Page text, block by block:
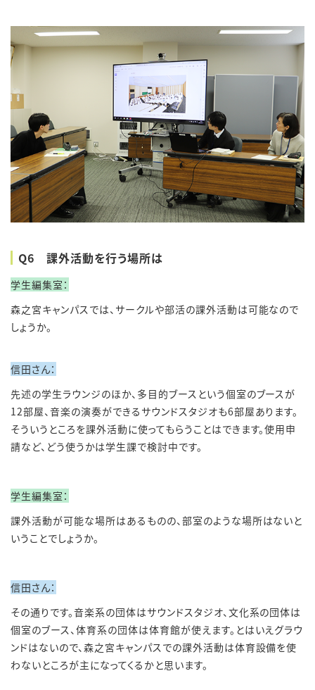
Q6 課外活動を行う場所は
学生編集室：
森之宮キャンパスでは、サークルや部活の課外活動は可能なので
しょうか。
信田さん：
先述の学生ラウンジのほか、多目的ブースという個室のブースが
12部屋、音楽の演奏ができるサウンドスタジオも6部屋あります。
そういうところを課外活動に使ってもらうことはできます。使用申
請など、どう使うかは学生課で検討中です。
学生編集室：
課外活動が可能な場所はあるものの、部室のような場所はないと
いうことでしょうか。
信田さん：
その通りです。音楽系の団体はサウンドスタジオ、文化系の団体は
個室のブース、体育系の団体は体育館が使えます。とはいえグラウ
ンドはないので、森之宮キャンパスでの課外活動は体育設備を使
わないところが主になってくるかと思います。